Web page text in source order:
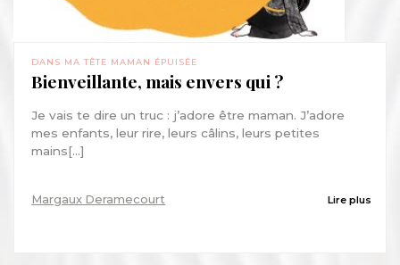
DANS MA TÊTE MAMAN ÉPUISÉE
Bienveillante, mais envers qui ?
Je vais te dire un truc : j’adore être maman. J’adore
mes enfants, leur rire, leurs câlins, leurs petites
mains[...]
Margaux Deramecourt Lire plus